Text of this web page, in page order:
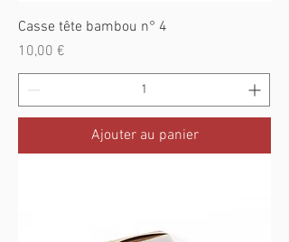
Casse tête bambou n° 4
Prix
10,00 €
Ajouter au panier